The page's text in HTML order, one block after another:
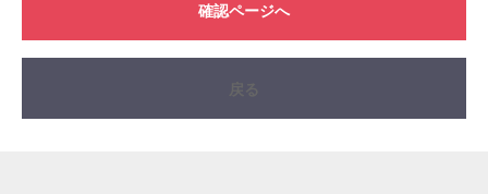
確認ページへ